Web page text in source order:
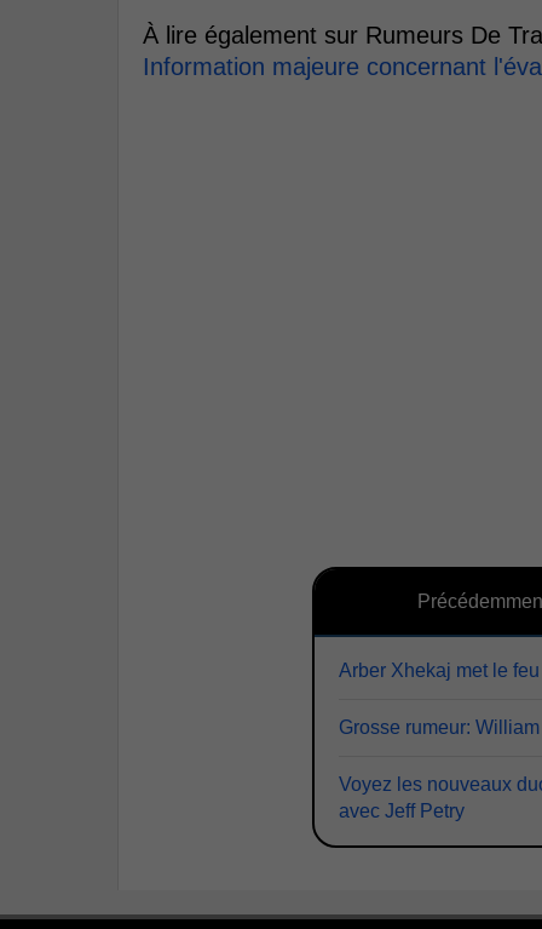
À lire également sur Rumeurs De
Information majeure concernant
Arber Xhekaj met le
Grosse rumeur:
Voyez les nouveaux
avec Jeff Petry